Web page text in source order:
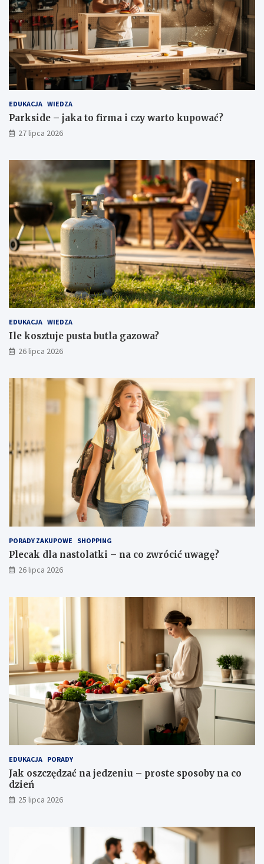
EDUKACJA WIEDZA
Parkside – jaka to firma i czy warto kupować?
27 lipca 2026
EDUKACJA WIEDZA
Ile kosztuje pusta butla gazowa?
26 lipca 2026
PORADY ZAKUPOWE SHOPPING
Plecak dla nastolatki – na co zwrócić uwagę?
26 lipca 2026
EDUKACJA PORADY
Jak oszczędzać na jedzeniu – proste sposoby na co
dzień
25 lipca 2026